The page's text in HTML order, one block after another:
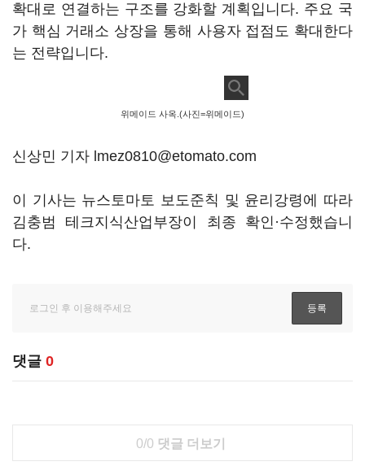
확대로 연결하는 구조를 강화할 계획입니다. 주요 국
가 핵심 거래소 상장을 통해 사용자 접점도 확대한다
는 전략입니다.
위메이드 사옥.(사진=위메이드)
신상민 기자 lmez0810@etomato.com
이 기사는 뉴스토마토 보도준칙 및 윤리강령에 따라
김충범 테크지식산업부장이 최종 확인·수정했습니
다.
댓글 0
0/0 댓글 더보기